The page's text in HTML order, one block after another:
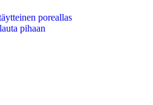
poreallas
pihaan